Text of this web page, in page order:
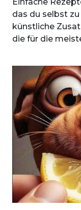
das du selbst
künstliche
die für die